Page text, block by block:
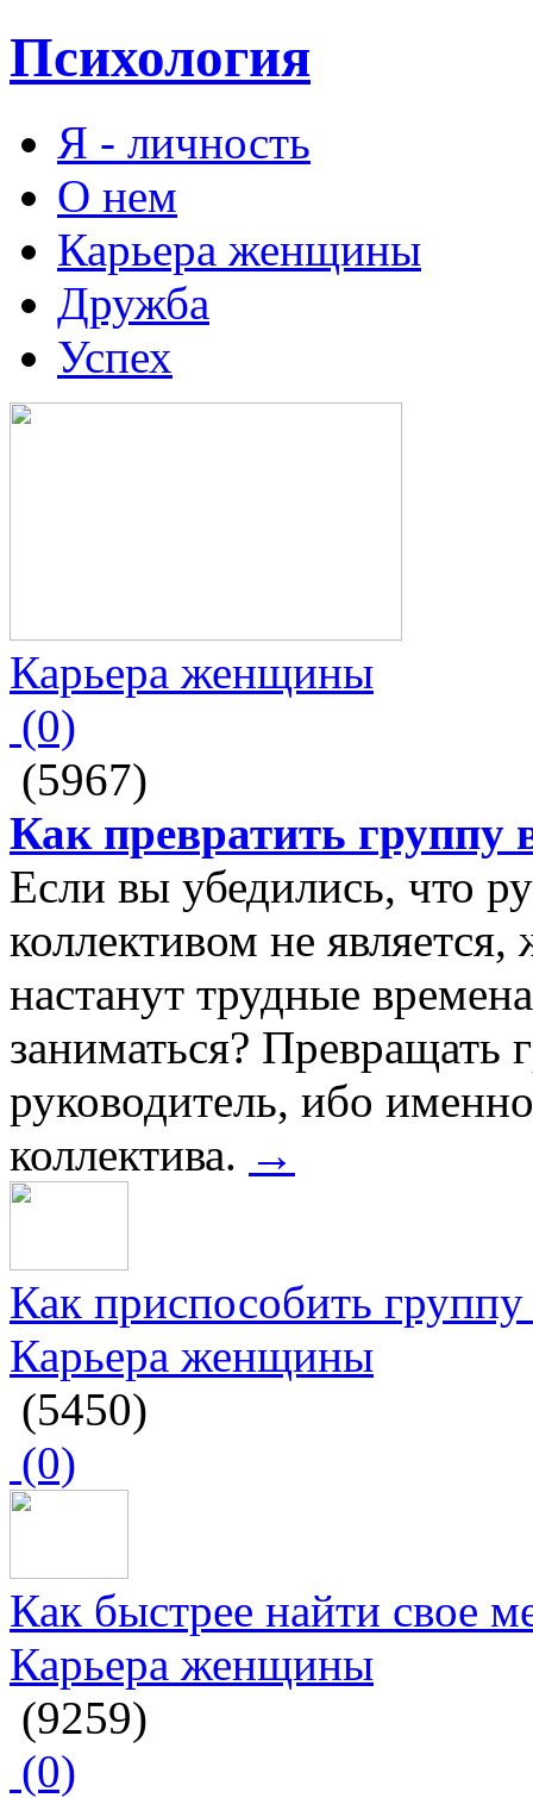
Психология
Я - личность
О нем
Карьера женщины
Дружба
Успех
Карьера женщины
(0)
(5967)
Как превратить группу
Если вы убедились, что
коллективом не
настанут трудные
заниматься? Превращать
руководитель, ибо
коллектива. →
Как приспособить группу
Карьера женщины
(5450)
(0)
Как быстрее найти свое
Карьера женщины
(9259)
(0)